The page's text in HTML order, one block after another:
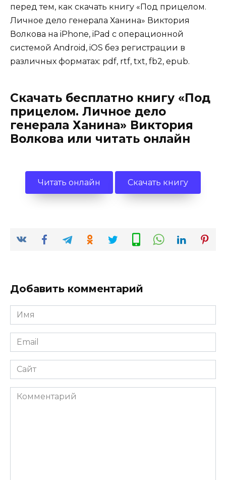
перед тем, как скачать книгу «Под прицелом.
Личное дело генерала Ханина» Виктория
Волкова на iPhone, iPad с операционной
системой Android, iOS без регистрации в
различных форматах: pdf, rtf, txt, fb2, epub.
Скачать бесплатно книгу «Под
прицелом. Личное дело
генерала Ханина» Виктория
Волкова или читать онлайн
Читать онлайн Скачать книгу
Добавить комментарий
Имя
*
Email
*
Сайт
Комментарий